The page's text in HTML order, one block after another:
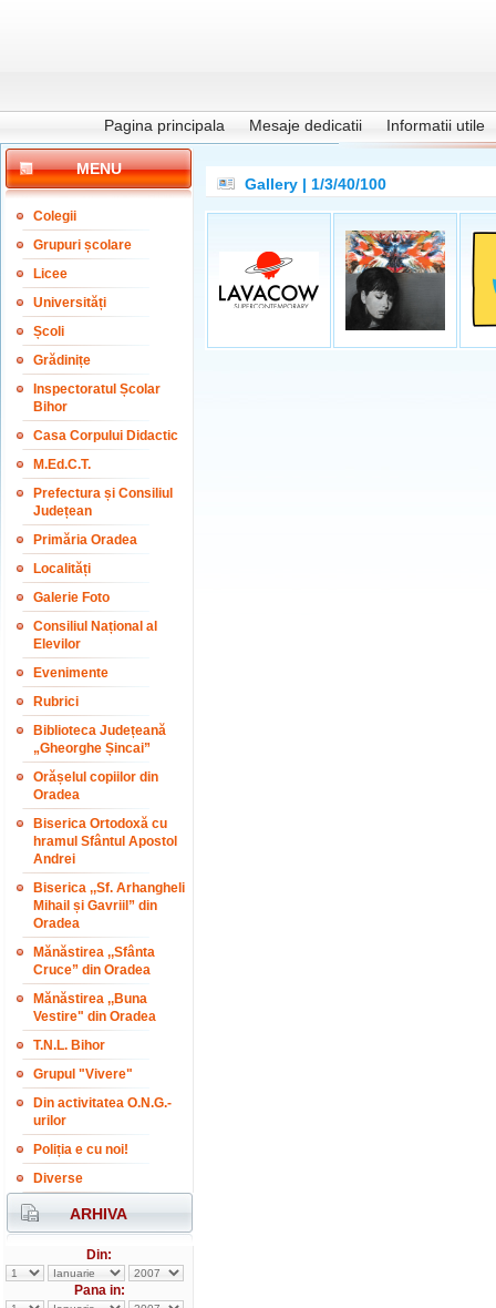
Pagina principala Mesaje dedicatii Informatii utile
MENU
Colegii
Grupuri școlare
Licee
Universități
Școli
Grădinițe
Inspectoratul Școlar
Bihor
Casa Corpului Didactic
M.Ed.C.T.
Prefectura și Consiliul
Județean
Primăria Oradea
Localități
Galerie Foto
Consiliul Național al
Elevilor
Evenimente
Rubrici
Biblioteca Județeană
„Gheorghe Șincai”
Orășelul copiilor din
Oradea
Biserica Ortodoxă cu
hramul Sfântul Apostol
Andrei
Biserica ,,Sf. Arhangheli
Mihail și Gavriil” din
Oradea
Mănăstirea ,,Sfânta
Cruce” din Oradea
Mănăstirea ,,Buna
Vestire" din Oradea
T.N.L. Bihor
Grupul "Vivere"
Din activitatea O.N.G.-
urilor
Poliția e cu noi!
Diverse
ARHIVA
Din:
Pana in:
Gallery | 1/3/40/100